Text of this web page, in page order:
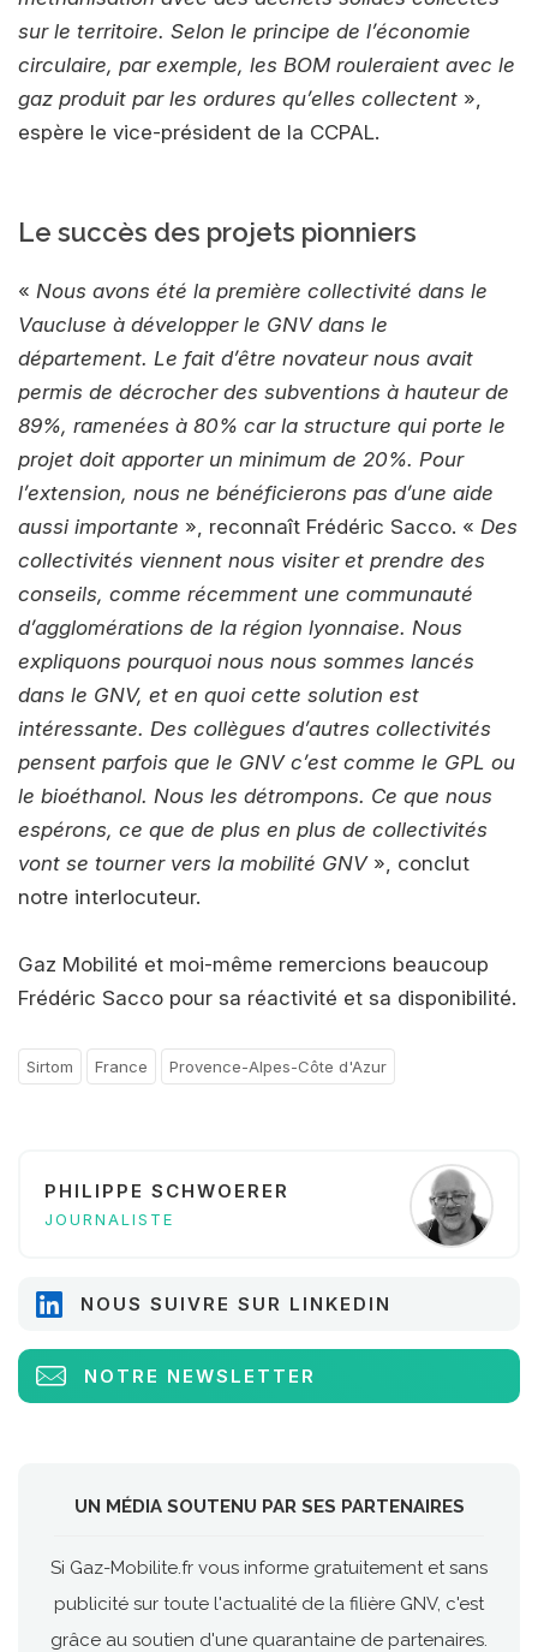
sur le territoire. Selon le principe de l’économie
circulaire, par exemple, les BOM rouleraient avec le
gaz produit par les ordures qu’elles collectent »,
espère le vice-président de la CCPAL.
Le succès des projets pionniers
« Nous avons été la première collectivité dans le
Vaucluse à développer le GNV dans le
département. Le fait d’être novateur nous avait
permis de décrocher des subventions à hauteur de
89%, ramenées à 80% car la structure qui porte le
projet doit apporter un minimum de 20%. Pour
l’extension, nous ne bénéficierons pas d’une aide
aussi importante », reconnaît Frédéric Sacco. « Des
collectivités viennent nous visiter et prendre des
conseils, comme récemment une communauté
d’agglomérations de la région lyonnaise. Nous
expliquons pourquoi nous nous sommes lancés
dans le GNV, et en quoi cette solution est
intéressante. Des collègues d’autres collectivités
pensent parfois que le GNV c’est comme le GPL ou
le bioéthanol. Nous les détrompons. Ce que nous
espérons, ce que de plus en plus de collectivités
vont se tourner vers la mobilité GNV », conclut
notre interlocuteur.
Gaz Mobilité et moi-même remercions beaucoup
Frédéric Sacco pour sa réactivité et sa disponibilité.
Sirtom France Provence-Alpes-Côte d'Azur
PHILIPPE SCHWOERER
JOURNALISTE
NOUS SUIVRE SUR LINKEDIN
NOTRE NEWSLETTER
UN MÉDIA SOUTENU PAR SES PARTENAIRES
Si Gaz-Mobilite.fr vous informe gratuitement et sans
publicité sur toute l'actualité de la filière GNV, c'est
grâce au soutien d'une quarantaine de partenaires.